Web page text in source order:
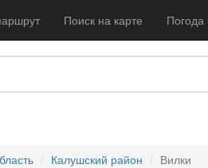
Поиск на карте Погода
Калушский район Вилки